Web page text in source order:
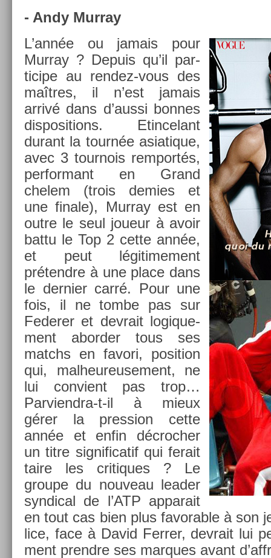
- Andy Mur­ray
L’année ou jamais pour
Mur­ray ? De­puis qu’il par­
ticipe au rendez-vous des
maîtres, il n’est jamais
arrivé dans d’aussi bon­nes
dis­posi­tions. Etin­celant
durant la tournée as­iatique,
avec 3 tour­nois re­mportés,
per­for­mant en Grand
chelem (trois de­m­ies et
une fin­ale), Mur­ray est en
outre le seul joueur à avoir
battu le Top 2 cette année,
et peut légitime­ment
prétendre à une place dans
le de­rni­er carré. Pour une
fois, il ne tombe pas sur
Feder­er et de­vrait logique­
ment ab­ord­er tous ses
matchs en favori, posi­tion
qui, mal­heureuse­ment, ne
lui con­vient pas trop…
Parviendra-t-il à mieux
gérer la pre­ss­ion cette
année et enfin décroch­er
un titre sig­nificatif qui ferait
taire les critiques ? Le
groupe du nouveau lead­er
syn­d­ical de l’ATP ap­parait
en tout cas bien plus favor­able à son
lice, face à David Ferr­er, de­vrait lui
ment pre­ndre ses mar­ques avant